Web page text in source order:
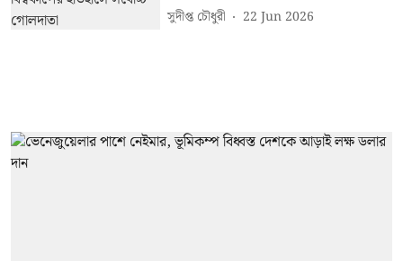
সুদীপ্ত চৌধুরী 22 Jun 2026